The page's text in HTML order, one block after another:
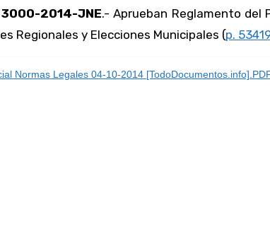
3000-2014-JNE.- Aprueban Reglamento del
Regionales y Elecciones Municipales (p.
Normas Legales 04-10-2014